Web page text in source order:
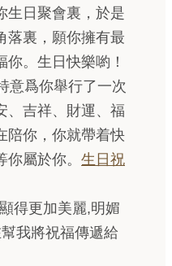
生日聚會裏，於是
落裏，願你擁有最
。生日快樂喲！
意爲你舉行了一次
、吉祥、財運、福
陪你，你就帶着快
屬於你。 生日祝
得更加美麗,明媚
我將祝福傳遞給